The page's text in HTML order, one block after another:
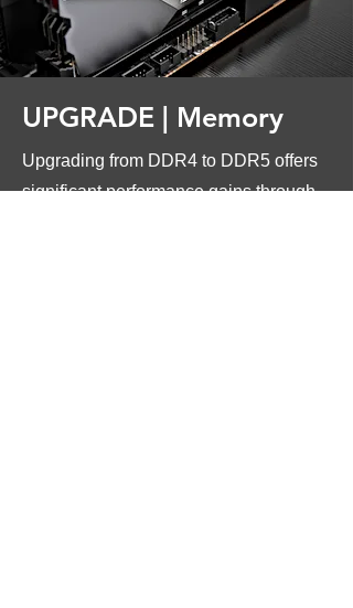
UPGRADE | Memory
Upgrading from DDR4 to DDR5 offers
significant performance gains through